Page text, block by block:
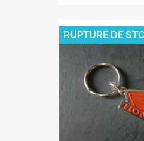
RUPTURE DE